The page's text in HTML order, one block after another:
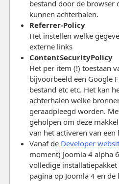
bestand door de browser
kunnen achterhalen.
Referrer-Policy
Het instellen welke
externe links
ContentSecurityPolicy
Het per item (!) toestaan
bijvoorbeeld een Google
bestand etc etc. Het kan
achterhalen welke
geraadpleegd worden.
geholpen om deze
van het activeren van een
Vanaf de Developer
moment) Joomla 4 alpha
volledige installatiepakket
pagina op Joomla 4 en